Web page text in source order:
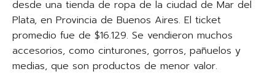
desde una tienda de ropa de la ciudad de Mar del
Plata, en Provincia de Buenos Aires. El ticket
promedio fue de $16.129. Se vendieron muchos
accesorios, como cinturones, gorros, pañuelos y
medias, que son productos de menor valor.